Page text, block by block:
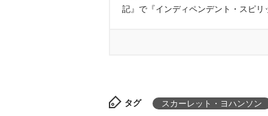
記』で『インディペンデント・スピ
タグ スカーレット・ヨハンソン